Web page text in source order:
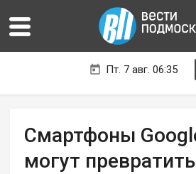
Пт. 7 авг. 06:35
Смартфоны
могут